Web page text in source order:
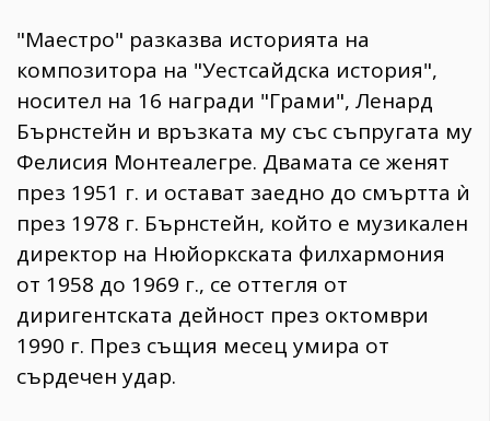
"Маестро" разказва историята на
композитора на "Уестсайдска история",
носител на 16 награди "Грами", Ленард
Бърнстейн и връзката му със съпругата му
Фелисия Монтеалегре. Двамата се женят
през 1951 г. и остават заедно до смъртта ѝ
през 1978 г. Бърнстейн, който е музикален
директор на Нюйоркската филхармония
от 1958 до 1969 г., се оттегля от
диригентската дейност през октомври
1990 г. През същия месец умира от
сърдечен удар.